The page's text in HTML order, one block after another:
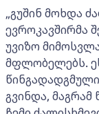
„გუშინ მოხდა
ევროკავშირმა
უვიზო
მფლობელებს.
წინგადადგმული
გვინდა, მაგრამ